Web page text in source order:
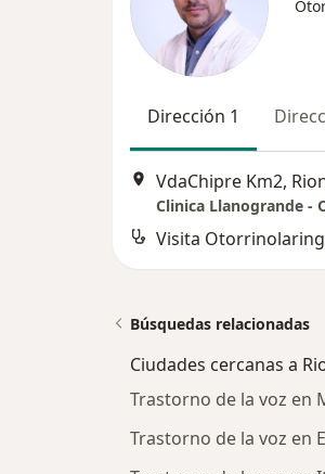
Dirección 1
VdaChipre Km2,
Clinica Llanogrande -
Búsquedas relacionadas
Ciudades cercanas a
Trastorno de la voz en
Trastorno de la voz en